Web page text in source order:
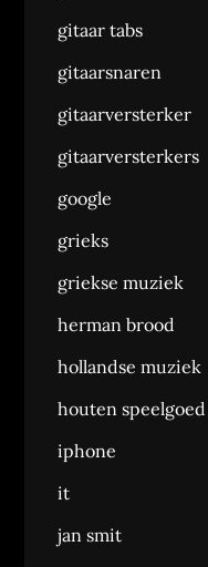
gitaar tabs
gitaarsnaren
gitaarversterker
gitaarversterkers
google
grieks
griekse muziek
herman brood
hollandse muziek
houten speelgoed
iphone
it
jan smit